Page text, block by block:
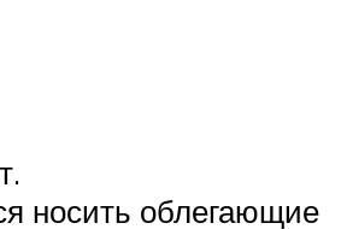
носить облегающие